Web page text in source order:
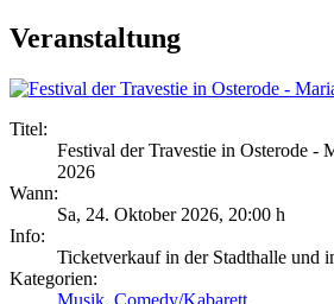
Veranstaltung
Titel:
Festival der Travestie in Osterode -
2026
Wann:
Sa, 24. Oktober 2026, 20:00 h
Info:
Ticketverkauf in der Stadthalle und
Kategorien: